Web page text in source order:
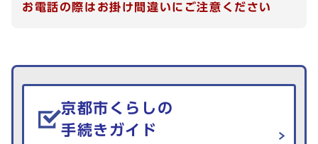
お電話の際はお掛け間違いにご注意ください
生活情報を探す
京都市くらしの
手続きガイド